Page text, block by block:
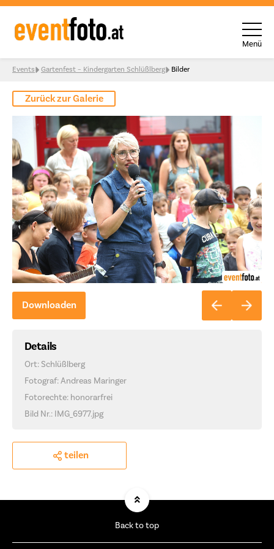
Skip to content
Menü
Events Gartenfest – Kindergarten Schlüßlberg Bilder
Zurück zur Galerie
Downloaden
Details
Ort: Schlüßlberg
Fotograf: Andreas Maringer
Fotorechte: honorarfrei
Bild Nr.: IMG_6977.jpg
teilen
Back to top